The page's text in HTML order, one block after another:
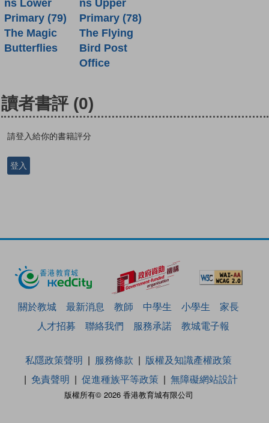
ns Lower
Primary (79)
The Magic
Butterflies
ns Upper
Primary (78)
The Flying
Bird Post
Office
讀者書評 (0)
請登入給你的書籍評分
登入
關於教城 最新消息 教師 中學生 小學生
家長
人才招募
聯絡我們 服務承諾 教城電子報
版權所有© 2026 香港教育城有限公司
私隱政策聲明 服務條款
版權及知識產權政策
免責聲明
促進種族平等政策 無障礙網站設計